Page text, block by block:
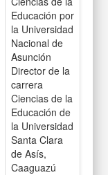
Educación por
la Universidad
Nacional de
Asunción
Director de la
carrera
Ciencias de la
Educación de
la Universidad
Santa Clara
de Asís,
Caaguazú